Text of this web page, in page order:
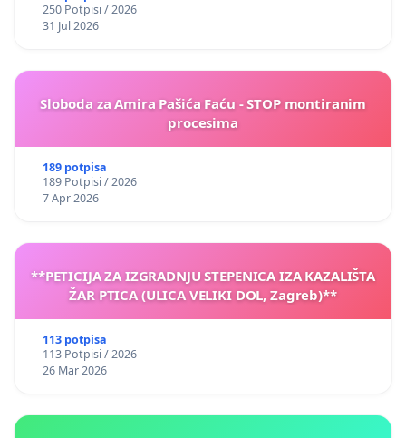
250 Potpisi / 2026
31 Jul 2026
Sloboda za Amira Pašića Faću - STOP montiranim
procesima
189 potpisa
189 Potpisi / 2026
7 Apr 2026
**PETICIJA ZA IZGRADNJU STEPENICA IZA KAZALIŠTA
ŽAR PTICA (ULICA VELIKI DOL, Zagreb)**
113 potpisa
113 Potpisi / 2026
26 Mar 2026